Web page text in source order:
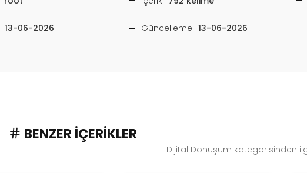
13-06-2026 Güncelleme: 13-06-2026
BENZER İÇERIKLER
Dijital Dönüşüm kategorisinden